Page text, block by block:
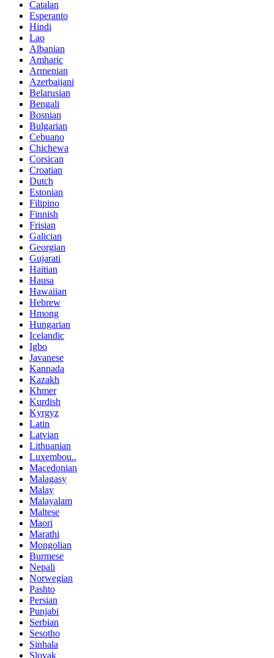
Catalan
Esperanto
Hindi
Lao
Albanian
Amharic
Armenian
Azerbaijani
Belarusian
Bengali
Bosnian
Bulgarian
Cebuano
Chichewa
Corsican
Croatian
Dutch
Estonian
Filipino
Finnish
Frisian
Galician
Georgian
Gujarati
Haitian
Hausa
Hawaiian
Hebrew
Hmong
Hungarian
Icelandic
Igbo
Javanese
Kannada
Kazakh
Khmer
Kurdish
Kyrgyz
Latin
Latvian
Lithuanian
Luxembou..
Macedonian
Malagasy
Malay
Malayalam
Maltese
Maori
Marathi
Mongolian
Burmese
Nepali
Norwegian
Pashto
Persian
Punjabi
Serbian
Sesotho
Sinhala
Slovak